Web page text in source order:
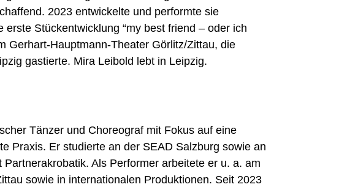
2023 entwickelte und performte sie
Stückentwicklung “my best friend – oder ich
Gerhart-Hauptmann-Theater Görlitz/Zittau, die
gastierte. Mira Leibold lebt in Leipzig.
Tänzer und Choreograf mit Fokus auf eine
Praxis. Er studierte an der SEAD Salzburg sowie an
Als Performer arbeitete er u. a. am
sowie in internationalen Produktionen. Seit 2023